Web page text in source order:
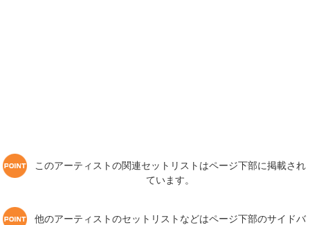
このアーティストの関連セットリストはページ下部に掲載され
ています。
他のアーティストのセットリストなどはページ下部のサイドバ